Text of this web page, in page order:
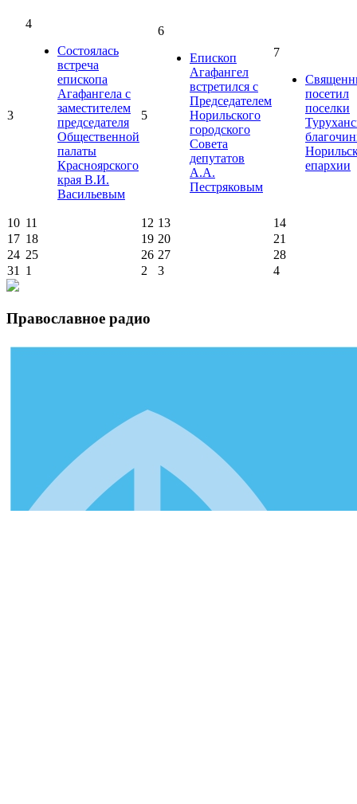
3
4
Состоялась
встреча
епископа
Агафангела с
заместителем
председателя
Общественной
палаты
Красноярского
края В.И.
Васильевым
5
6
Епископ
Агафангел
встретился с
Председателем
Норильского
городского
Совета
депутатов
А.А.
Пестряковым
7
посетил
поселки
епархии
10 11 12 13
14
17 18 19 20
21
24 25 26 27
28
31 1 2 3 4
Православное радио